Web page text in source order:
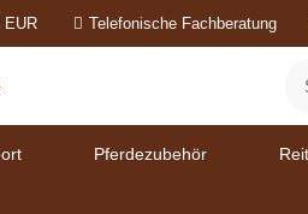
EUR Telefonische Fachberatung
Pferdezubehör